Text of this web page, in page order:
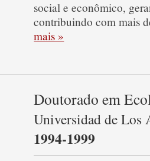
social e econômico,
contribuindo com mais
mais »
Doutorado em
Universidad de Los
1994-1999